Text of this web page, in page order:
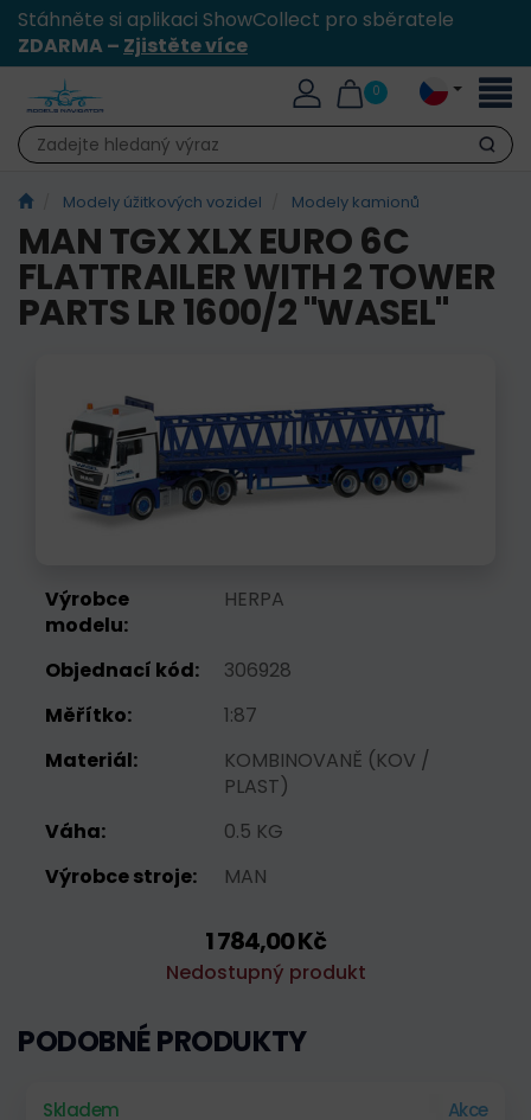
Stáhněte si aplikaci ShowCollect pro sběratele
ZDARMA – Zjistěte více
0
Hledat
Modely úžitkových vozidel Modely kamionů
MAN TGX XLX EURO 6C
FLATTRAILER WITH 2 TOWER
PARTS LR 1600/2 "WASEL"
Výrobce
modelu:
HERPA
Objednací kód:
306928
Měřítko:
1:87
Materiál:
KOMBINOVANĚ (KOV /
PLAST)
Váha:
0.5 KG
Výrobce stroje:
MAN
1 784,00 Kč
Nedostupný produkt
PODOBNÉ PRODUKTY
Skladem Akce